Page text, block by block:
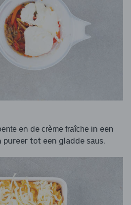
en de crème fraîche in een
pureer tot een gladde saus.